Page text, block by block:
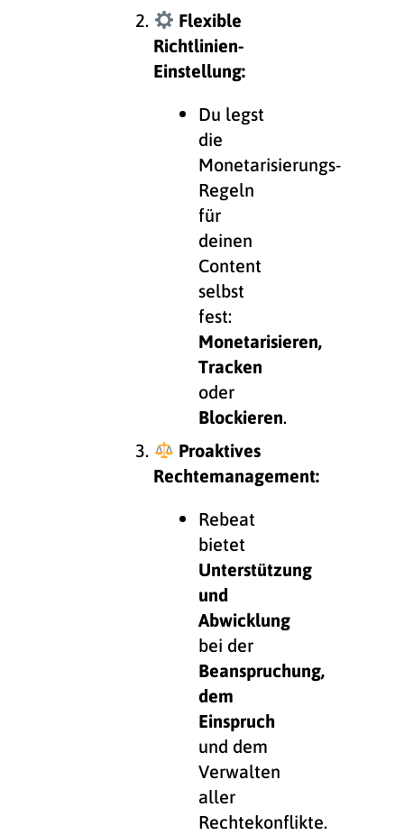
Flexible
Richtlinien-
Einstellung:
Du legst
die
Monetarisierungs-
Regeln
für
deinen
Content
selbst
fest:
Monetarisieren,
Tracken
oder
Blockieren.
Proaktives
Rechtemanagement:
Rebeat
bietet
Unterstützung
und
Abwicklung
bei der
Beanspruchung,
dem
Einspruch
und dem
Verwalten
aller
Rechtekonflikte.